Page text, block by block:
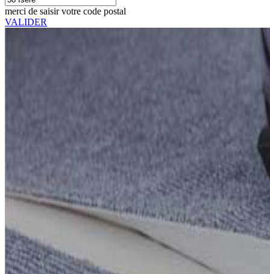
merci de saisir votre code postal
VALIDER